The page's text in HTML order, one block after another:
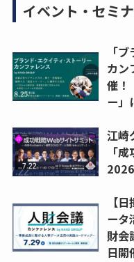
イベント・セミ
「
カン
催！
ー」
江崎
「
【
ータ
財会
日開